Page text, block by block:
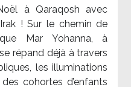
à Qaraqosh avec
! Sur le chemin de
Mar Yohanna, à
répand déjà à travers
les illuminations
cohortes d’enfants